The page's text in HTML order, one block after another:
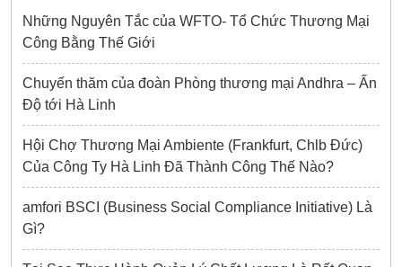
Những Nguyên Tắc của WFTO- Tổ Chức Thương Mại
Công Bằng Thế Giới
Chuyến thăm của đoàn Phòng thương mại Andhra – Ấn
Độ tới Hà Linh
Hội Chợ Thương Mại Ambiente (Frankfurt, Chlb Đức)
Của Công Ty Hà Linh Đã Thành Công Thế Nào?
amfori BSCI (Business Social Compliance Initiative) Là
Gì?